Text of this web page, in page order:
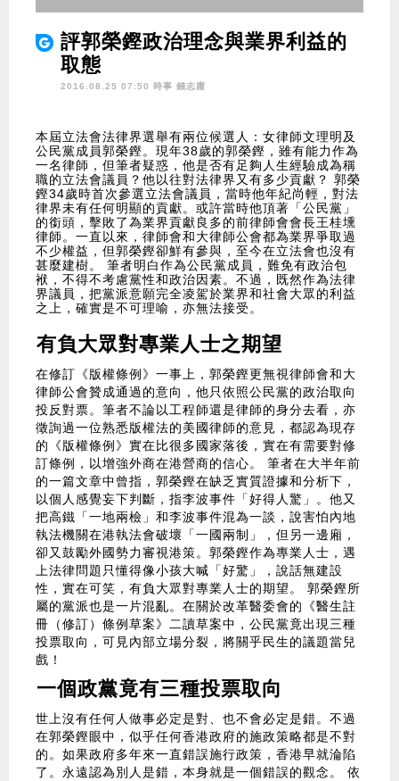
評郭榮鏗政治理念與業界利益的
取態
2016.08.25 07:50 時事 錢志庸
本屆立法會法律界選舉有兩位候選人：女律師文理明及
公民黨成員郭榮鏗。現年38歲的郭榮鏗，雖有能力作為
一名律師，但筆者疑惑，他是否有足夠人生經驗成為稱
職的立法會議員？他以往對法律界又有多少貢獻？ 郭榮
鏗34歲時首次參選立法會議員，當時他年紀尚輕，對法
律界未有任何明顯的貢獻。或許當時他頂著「公民黨」
的銜頭，擊敗了為業界貢獻良多的前律師會會長王桂壎
律師。一直以來，律師會和大律師公會都為業界爭取過
不少權益，但郭榮鏗卻鮮有參與，至今在立法會也沒有
甚麼建樹。 筆者明白作為公民黨成員，難免有政治包
袱，不得不考慮黨性和政治因素。不過，既然作為法律
界議員，把黨派意願完全凌駕於業界和社會大眾的利益
之上，確實是不可理喻，亦無法接受。
有負大眾對專業人士之期望
在修訂《版權條例》一事上，郭榮鏗更無視律師會和大
律師公會贊成通過的意向，他只依照公民黨的政治取向
投反對票。筆者不論以工程師還是律師的身分去看，亦
徵詢過一位熟悉版權法的美國律師的意見，都認為現存
的《版權條例》實在比很多國家落後，實在有需要對修
訂條例，以增強外商在港營商的信心。 筆者在大半年前
的一篇文章中曾指，郭榮鏗在缺乏實質證據和分析下，
以個人感覺妄下判斷，指李波事件「好得人驚」。他又
把高鐵「一地兩檢」和李波事件混為一談，說害怕內地
執法機關在港執法會破壞「一國兩制」，但另一邊廂，
卻又鼓勵外國勢力審視港策。郭榮鏗作為專業人士，遇
上法律問題只懂得像小孩大喊「好驚」，說話無建設
性，實在可笑，有負大眾對專業人士的期望。 郭榮鏗所
屬的黨派也是一片混亂。在關於改革醫委會的《醫生註
冊（修訂）條例草案》二讀草案中，公民黨竟出現三種
投票取向，可見內部立場分裂，將關乎民生的議題當兒
戲！
一個政黨竟有三種投票取向
世上沒有任何人做事必定是對、也不會必定是錯。不過
在郭榮鏗眼中，似乎任何香港政府的施政策略都是不對
的。如果政府多年來一直錯誤施行政策，香港早就淪陷
了。永遠認為別人是錯，本身就是一個錯誤的觀念。 依